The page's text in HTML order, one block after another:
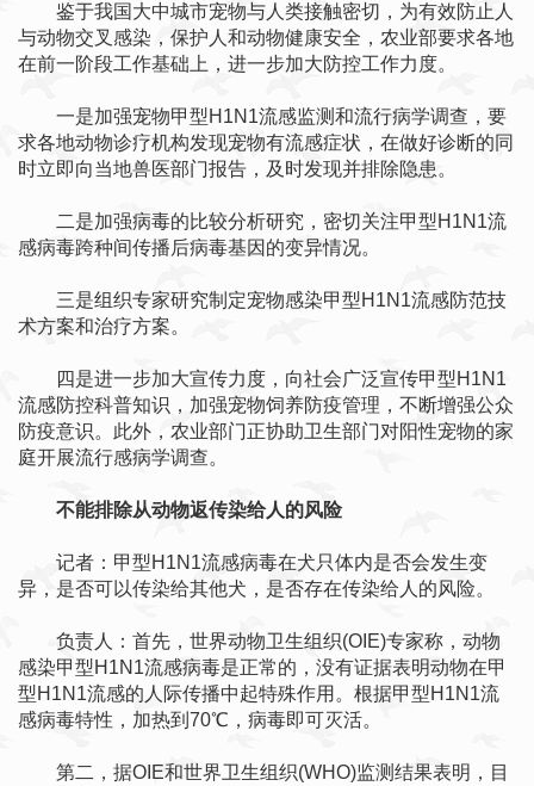
鉴于我国大中城市宠物与人类接触密切，为有效防止人
与动物交叉感染，保护人和动物健康安全，农业部要求各地
在前一阶段工作基础上，进一步加大防控工作力度。
一是加强宠物甲型H1N1流感监测和流行病学调查，要
求各地动物诊疗机构发现宠物有流感症状，在做好诊断的同
时立即向当地兽医部门报告，及时发现并排除隐患。
二是加强病毒的比较分析研究，密切关注甲型H1N1流
感病毒跨种间传播后病毒基因的变异情况。
三是组织专家研究制定宠物感染甲型H1N1流感防范技
术方案和治疗方案。
四是进一步加大宣传力度，向社会广泛宣传甲型H1N1
流感防控科普知识，加强宠物饲养防疫管理，不断增强公众
防疫意识。此外，农业部门正协助卫生部门对阳性宠物的家
庭开展流行感病学调查。
不能排除从动物返传染给人的风险
记者：甲型H1N1流感病毒在犬只体内是否会发生变
异，是否可以传染给其他犬，是否存在传染给人的风险。
负责人：首先，世界动物卫生组织(OIE)专家称，动物
感染甲型H1N1流感病毒是正常的，没有证据表明动物在甲
型H1N1流感的人际传播中起特殊作用。根据甲型H1N1流
感病毒特性，加热到70℃，病毒即可灭活。
第二，据OIE和世界卫生组织(WHO)监测结果表明，目